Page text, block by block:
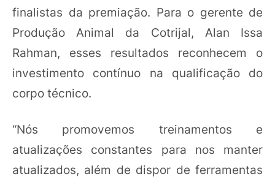
finalistas da premiação. Para o gerente de
Produção Animal da Cotrijal, Alan Issa
Rahman, esses resultados reconhecem o
investimento contínuo na qualificação do
corpo técnico.
“Nós promovemos treinamentos e
atualizações constantes para nos manter
atualizados, além de dispor de ferramentas